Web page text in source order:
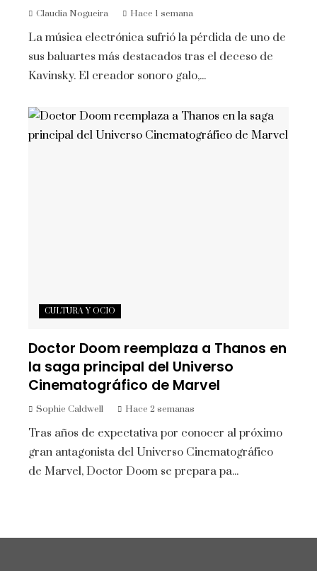
Claudia Nogueira Hace 1 semana
La música electrónica sufrió la pérdida de uno de
sus baluartes más destacados tras el deceso de
Kavinsky. El creador sonoro galo,...
CULTURA Y OCIO
Doctor Doom reemplaza a Thanos en
la saga principal del Universo
Cinematográfico de Marvel
Sophie Caldwell Hace 2 semanas
Tras años de expectativa por conocer al próximo
gran antagonista del Universo Cinematográfico
de Marvel, Doctor Doom se prepara pa...